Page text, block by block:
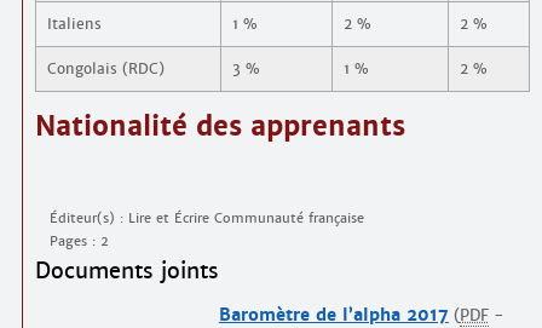
Italiens 1 % 2 % 2 %
Congolais (RDC) 3 % 1 % 2 %
Nationalité des apprenants
Éditeur(s) : Lire et Écrire Communauté française
Pages : 2
Documents joints
Baromètre de l’alpha 2017 ( PDF-